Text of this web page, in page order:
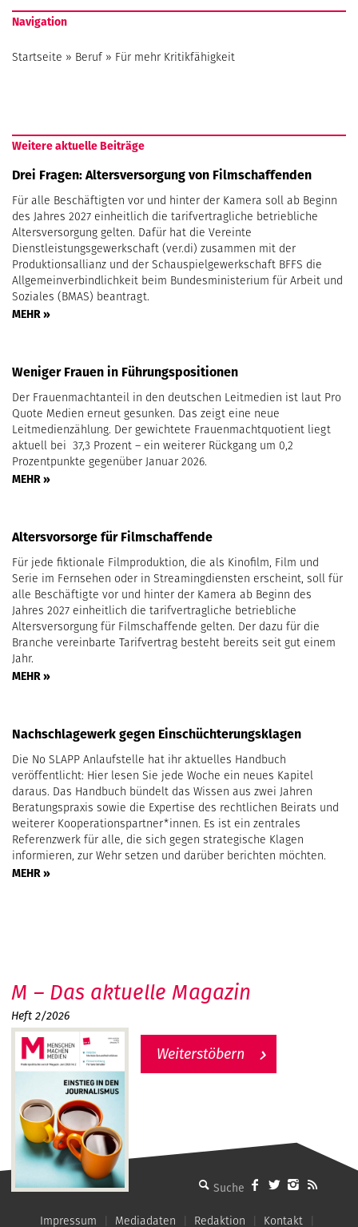
Navigation
Startseite » Beruf» Für mehr Kritikfähigkeit
Weitere aktuelle Beiträge
Drei Fragen: Altersversorgung von Filmschaffenden
Für alle Beschäftigten vor und hinter der Kamera soll ab Beginn
des Jahres 2027 einheitlich die tarifvertragliche betriebliche
Altersversorgung gelten. Dafür hat die Vereinte
Dienstleistungsgewerkschaft (ver.di) zusammen mit der
Produktionsallianz und der Schauspielgewerkschaft BFFS die
Allgemeinverbindlichkeit beim Bundesministerium für Arbeit und
Soziales (BMAS) beantragt.
MEHR »
Weniger Frauen in Führungspositionen
Der Frauenmachtanteil in den deutschen Leitmedien ist laut Pro
Quote Medien erneut gesunken. Das zeigt eine neue
Leitmedienzählung. Der gewichtete Frauenmachtquotient liegt
aktuell bei 37,3 Prozent – ein weiterer Rückgang um 0,2
Prozentpunkte gegenüber Januar 2026.
MEHR »
Altersvorsorge für Filmschaffende
Für jede fiktionale Filmproduktion, die als Kinofilm, Film und
Serie im Fernsehen oder in Streamingdiensten erscheint, soll für
alle Beschäftigte vor und hinter der Kamera ab Beginn des
Jahres 2027 einheitlich die tarifvertragliche betriebliche
Altersversorgung für Filmschaffende gelten. Der dazu für die
Branche vereinbarte Tarifvertrag besteht bereits seit gut einem
Jahr.
MEHR »
Nachschlagewerk gegen Einschüchterungsklagen
Die No SLAPP Anlaufstelle hat ihr aktuelles Handbuch
veröffentlicht: Hier lesen Sie jede Woche ein neues Kapitel
daraus. Das Handbuch bündelt das Wissen aus zwei Jahren
Beratungspraxis sowie die Expertise des rechtlichen Beirats und
weiterer Kooperationspartner*innen. Es ist ein zentrales
Referenzwerk für alle, die sich gegen strategische Klagen
informieren, zur Wehr setzen und darüber berichten möchten.
MEHR »
MMM - Menschen machen Medien
M – Das aktuelle Magazin
Heft 2/2026
Weiterstöbern
Impressum Mediadaten Redaktion Kontakt